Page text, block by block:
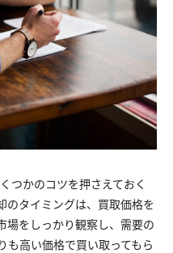
つかのコツを押さえておく
のタイミングは、買取価格を
場をしっかり観察し、需要の
も高い価格で買い取ってもら